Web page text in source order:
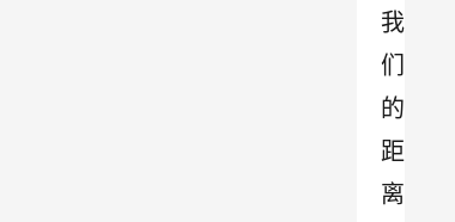
我
们
的
距
离